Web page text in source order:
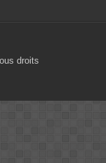
droits